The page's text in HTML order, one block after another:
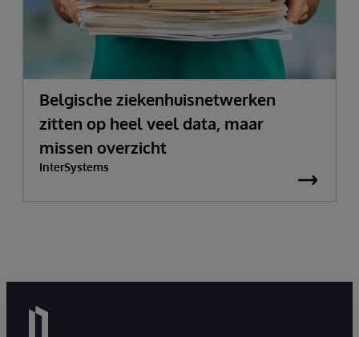
Belgische ziekenhuisnetwerken
zitten op heel veel data, maar
missen overzicht
InterSystems